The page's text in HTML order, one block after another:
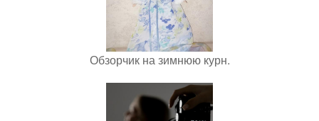
Обзорчик на зимнюю курн.